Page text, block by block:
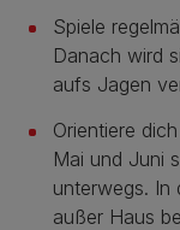
Spiele
Danach wird
aufs Jagen
Orientiere
Mai und Juni
unterwegs. In
außer Haus